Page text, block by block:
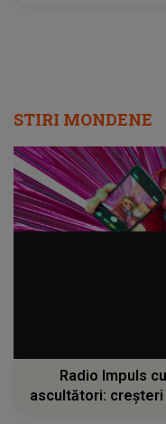
STIRI MONDENE
Radio Impuls
ascultători: